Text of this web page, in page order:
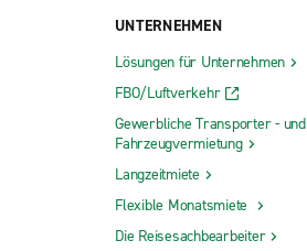
UNTERNEHMEN
Lösungen für Unternehmen
FBO/Luftverkehr
Gewerbliche Transporter - und
Fahrzeugvermietung
Langzeitmiete
Flexible Monatsmiete
Die Reisesachbearbeiter